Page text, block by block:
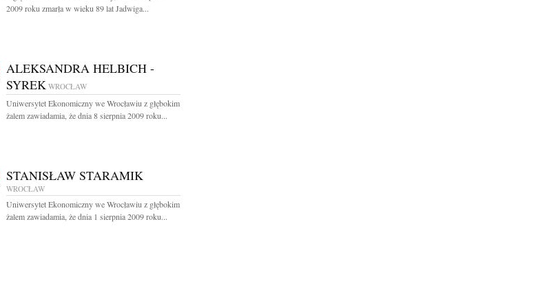
2009 roku zmarła w wieku 89 lat Jadwiga...
ALEKSANDRA HELBICH -
SYREK WROCŁAW
Uniwersytet Ekonomiczny we Wrocławiu z głębokim
żalem zawiadamia, że dnia 8 sierpnia 2009 roku...
STANISŁAW STARAMIK
WROCŁAW
Uniwersytet Ekonomiczny we Wrocławiu z głębokim
żalem zawiadamia, że dnia 1 sierpnia 2009 roku...